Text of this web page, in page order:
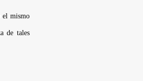
el mismo
de tales